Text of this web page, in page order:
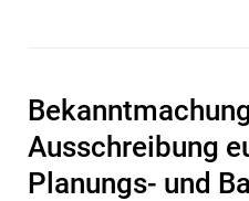
Ausschreibung
Planungs- und